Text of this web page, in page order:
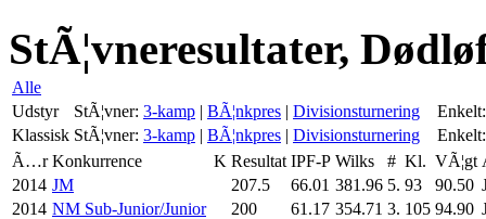
StÃ¦vneresultater,
Alle
Udstyr
StÃ¦vner: 3-kamp | BÃ¦nkpres | Divisionsturnering
Enkelt:
Klassisk StÃ¦vner: 3-kamp | BÃ¦nkpres | Divisionsturnering
Enkelt:
Ã…r Konkurrence K Resultat IPF-P Wilks # Kl. VÃ¦gt
2014 JM 207.5 66.01 381.96 5. 93 90.50
2014 NM Sub-Junior/Junior 200 61.17 354.71 3. 105 94.90